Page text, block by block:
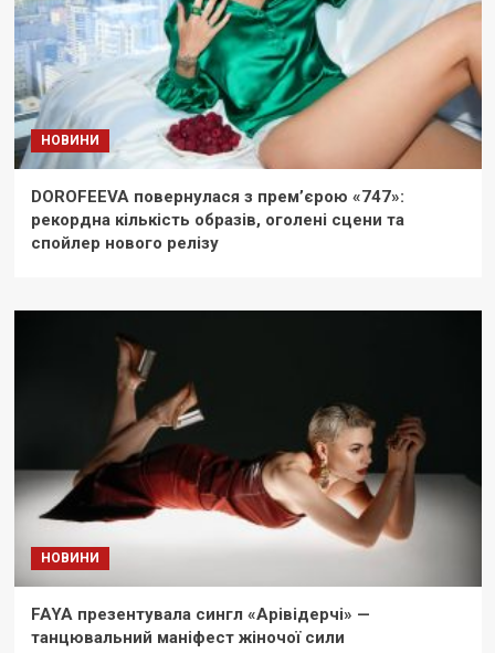
НОВИНИ
DOROFEEVA повернулася з прем’єрою «747»:
рекордна кількість образів, оголені сцени та
спойлер нового релізу
НОВИНИ
FAYA презентувала сингл «Арівідерчі» —
танцювальний маніфест жіночої сили